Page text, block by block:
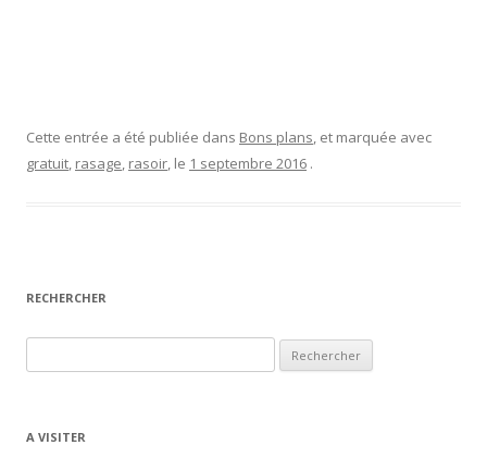
Cette entrée a été publiée dans Bons plans, et marquée avec
gratuit, rasage, rasoir, le 1 septembre 2016 .
RECHERCHER
e
h
A VISITER